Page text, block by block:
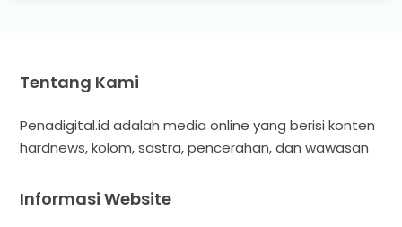
Tentang Kami
Penadigital.id adalah media online yang berisi konten
hardnews, kolom, sastra, pencerahan, dan wawasan
Informasi Website